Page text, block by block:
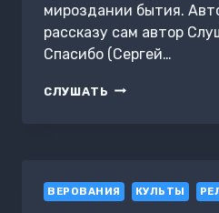
мироздании бытия.
рассказу сам автор
Спасибо (Сергей…
СЛУШАТЬ СПАСИБО
ВЕРОВАНИЯ КУЛЬТЫ